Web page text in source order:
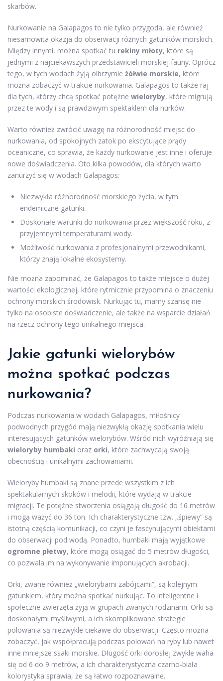
skarbów.
Nurkowanie na Galapagos to nie tylko przygoda, ale również
niesamowita okazja do obserwacji różnych gatunków morskich.
Między innymi, można spotkać tu rekiny młoty, które są
jednymi z najciekawszych przedstawicieli morskiej fauny. Oprócz
tego, w tych wodach żyją olbrzymie żółwie morskie, które
można zobaczyć w trakcie nurkowania. Galapagos to także raj
dla tych, którzy chcą spotkać potężne wieloryby, które migrują
przez te wody i są prawdziwym spektaklem dla nurków.
Warto również zwrócić uwagę na różnorodność miejsc do
nurkowania, od spokojnych zatok po ekscytujące prądy
oceaniczne, co sprawia, że każdy nurkowanie jest inne i oferuje
nowe doświadczenia. Oto kilka powodów, dla których warto
zanurzyć się w wodach Galapagos:
Niezwykła różnorodność morskiego życia, w tym
endemiczne gatunki.
Doskonałe warunki do nurkowania przez większość roku, z
przyjemnymi temperaturami wody.
Możliwość nurkowania z profesjonalnymi przewodnikami,
którzy znają lokalne ekosystemy.
Nie można zapominać, że Galapagos to także miejsce o dużej
wartości ekologicznej, które rytmicznie przypomina o znaczeniu
ochrony morskich środowisk. Nurkując tu, mamy szansę nie
tylko na osobiste doświadczenie, ale także na wsparcie działań
na rzecz ochrony tego unikalnego miejsca.
Jakie gatunki wielorybów
można spotkać podczas
nurkowania?
Podczas nurkowania w wodach Galapagos, miłośnicy
podwodnych przygód mają niezwykłą okazję spotkania wielu
interesujących gatunków wielorybów. Wśród nich wyróżniają się
wieloryby humbaki oraz orki, które zachwycają swoją
obecnością i unikalnymi zachowaniami.
Wieloryby humbaki są znane przede wszystkim z ich
spektakularnych skoków i melodii, które wydają w trakcie
migracji. Te potężne stworzenia osiągają długość do 16 metrów
i mogą ważyć do 36 ton. Ich charakterystyczne tzw. „śpiewy” są
istotną częścią komunikacji, co czyni je fascynującymi obiektami
do obserwacji pod wodą. Ponadto, humbaki mają wyjątkowe
ogromne płetwy, które mogą osiągać do 5 metrów długości,
co pozwala im na wykonywanie imponujących akrobacji.
Orki, zwane również „wielorybami zabójcami”, są kolejnym
gatunkiem, który można spotkać nurkując. To inteligentne i
społeczne zwierzęta żyją w grupach zwanych rodzinami. Orki są
doskonałymi myśliwymi, a ich skomplikowane strategie
polowania są niezwykle ciekawe do obserwacji. Często można
zobaczyć, jak współpracują podczas polowań na ryby lub nawet
inne mniejsze ssaki morskie. Długość orki dorosłej zwykle waha
się od 6 do 9 metrów, a ich charakterystyczna czarno-biała
kolorystyka sprawia, że są łatwo rozpoznawalne.